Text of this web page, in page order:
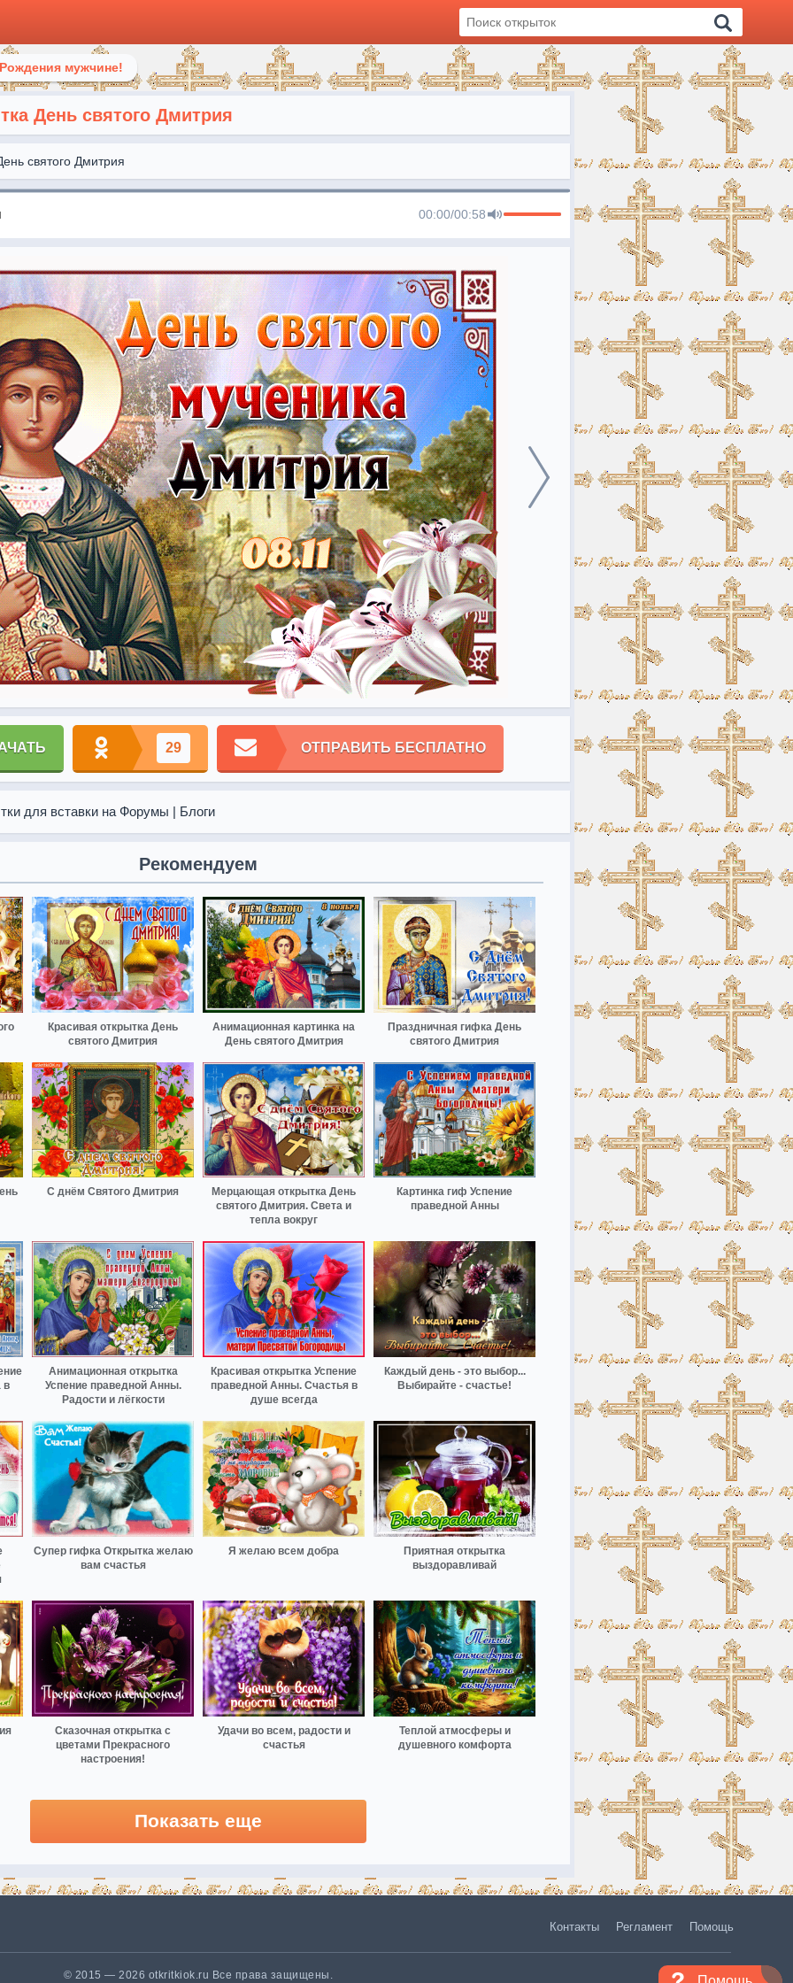
мужчине!
День святого Дмитрия
святого Дмитрия
00:00/00:58
29 ОТПРАВИТЬ БЕСПЛАТНО
для вставки на Форумы | Блоги
Рекомендуем
Красивая открытка День
святого Дмитрия
Анимационная картинка на
День святого Дмитрия
Праздничная гифка День
святого Дмитрия
С днём Святого Дмитрия
Мерцающая открытка День
святого Дмитрия. Света и
тепла вокруг
Картинка гиф Успение
праведной Анны
в
Анимационная открытка
Успение праведной Анны.
Радости и лёгкости
Красивая открытка Успение
праведной Анны. Счастья в
душе всегда
Каждый день - это выбор...
Выбирайте - счастье!
Супер гифка Открытка желаю
вам счастья
Я желаю всем добра
Приятная открытка
выздоравливай
Сказочная открытка с
цветами Прекрасного
настроения!
Удачи во всем, радости и
счастья
Теплой атмосферы и
душевного комфорта
Показать еще
Контакты Регламент Помощь
© 2015 — 2026 otkritkiok.ru Все права защищены.